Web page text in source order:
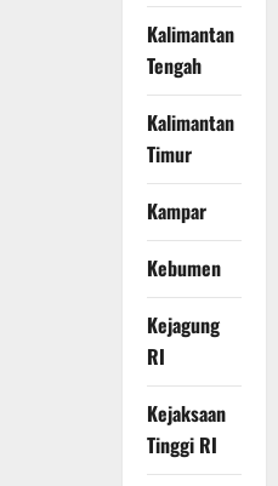
Kalimantan
Tengah
Kalimantan
Timur
Kampar
Kebumen
Kejagung
RI
Kejaksaan
Tinggi RI